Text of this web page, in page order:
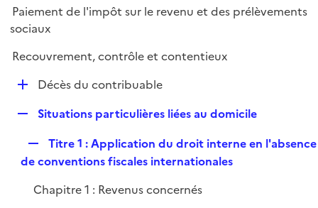
e
r
i
e
r
p
l
i
Paiement de l'impôt sur le revenu et des prélèvements
sociaux
Recouvrement, contrôle et contentieux
D
e
r
Décès du contribuable
p
l
e
Situations particulières liées au domicile
e
l
Titre 1 : Application du droit interne en l'absence
de conventions fiscales internationales
Chapitre 1 : Revenus concernés